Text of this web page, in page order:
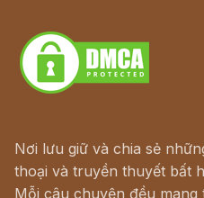
Nơi lưu giữ và chia sẻ
thoại và truyền thuyết bất
Mỗi câu chuyện đều